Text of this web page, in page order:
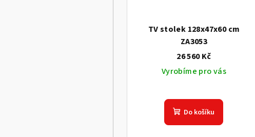
TV stolek 128x47x60 cm
ZA3053
26 560 Kč
Vyrobíme pro vás
Do košíku